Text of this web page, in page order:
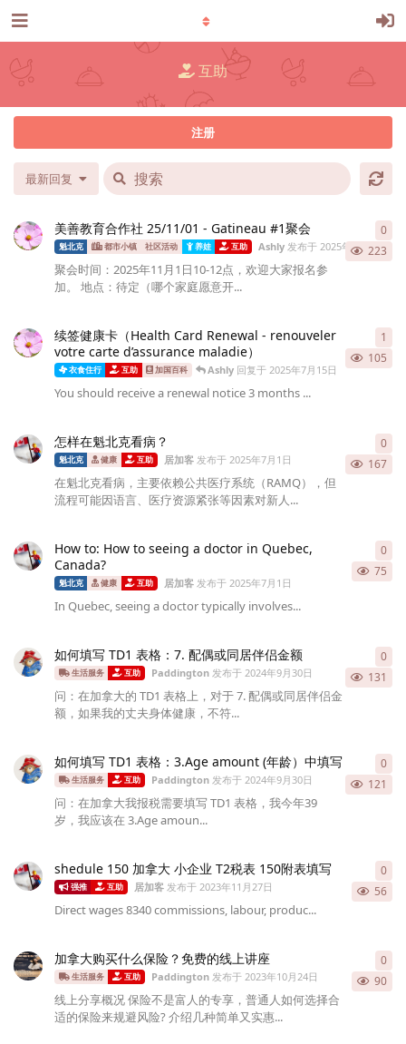
互助
注册
最新回复
美善教育合作社 25/11/01 - Gatineau #1聚会
魁北克 都市小镇 社区活动 养娃 互助 Ashly发布于 2025年10月21日 223
聚会时间：2025年11月1日10-12点，欢迎大家报名参
加。 地点：待定（哪个家庭愿意开...
0
续签健康卡（Health Card Renewal - renouveler
votre carte d’assurance maladie）
衣食住行 互助 加国百科 Ashly 回复于2025年7月15日
105
You should receive a renewal notice 3 months ...
1
怎样在魁北克看病？
魁北克 健康 互助 居加客 发布于2025年7月1日 167
在魁北克看病，主要依赖公共医疗系统（RAMQ），但
流程可能因语言、医疗资源紧张等因素对新人...
0
How to: How to seeing a doctor in Quebec,
Canada?
魁北克 健康 互助 居加客 发布于2025年7月1日
75
In Quebec, seeing a doctor typically involves...
0
如何填写 TD1 表格：7. 配偶或同居伴侣金额
生活服务 互助 Paddington发布于 2024年9月30日 131
问：在加拿大的 TD1 表格上，对于 7. 配偶或同居伴侣金
额，如果我的丈夫身体健康，不符...
0
如何填写 TD1 表格：3.Age amount (年龄）中填写
生活服务 互助 Paddington发布于 2024年9月30日 121
问：在加拿大我报税需要填写 TD1 表格，我今年39
岁，我应该在 3.Age amoun...
0
shedule 150 加拿大 小企业 T2税表 150附表填写
强推 互助 居加客发布于 2023年11月27日 56
Direct wages 8340 commissions, labour, produc...
0
加拿大购买什么保险？免费的线上讲座
生活服务 互助 Paddington发布于 2023年10月24日 90
线上分享概况 保险不是富人的专享，普通人如何选择合
适的保险来规避风险? 介绍几种简单又实惠...
0